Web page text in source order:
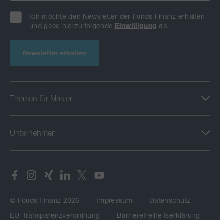
Themen für Makler
Unternehmen
Ich möchte den Newsletter der Fonds Finanz erhalten
und gebe hierzu folgende Einwilligung ab.
Newsletter erhalten
© Fonds Finanz 2026 Impressum
Datenschutz
EU-Transparenzverordnung
Barrierefreiheitserklärung